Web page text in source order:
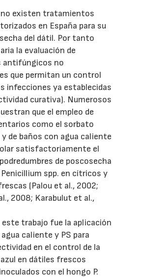
existen tratamientos
en España para su
del dátil. Por tanto
la evaluación de
no
que permitan un control
infecciones ya establecidas
curativa). Numerosos
que el empleo de
como el sorbato
de baños con agua caliente
satisfactoriamente el
de poscosecha
spp. en cítricos y
(Palou et al., 2002;
2008; Karabulut et al.,
este trabajo fue la aplicación
caliente y PS para
en el control de la
en dátiles frescos
con el hongo P.